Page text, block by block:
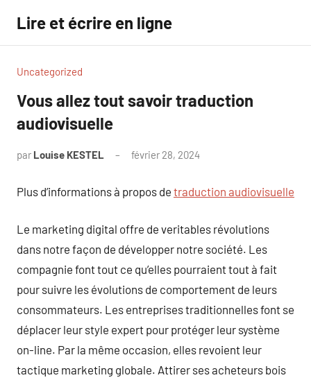
contenu
Lire et écrire en ligne
Uncategorized
Vous allez tout savoir traduction
audiovisuelle
par Louise KESTEL février 28, 2024
Plus d’informations à propos de traduction audiovisuelle
Le marketing digital offre de veritables révolutions
dans notre façon de développer notre société. Les
compagnie font tout ce qu’elles pourraient tout à fait
pour suivre les évolutions de comportement de leurs
consommateurs. Les entreprises traditionnelles font se
déplacer leur style expert pour protéger leur système
on-line. Par la même occasion, elles revoient leur
tactique marketing globale. Attirer ses acheteurs bois